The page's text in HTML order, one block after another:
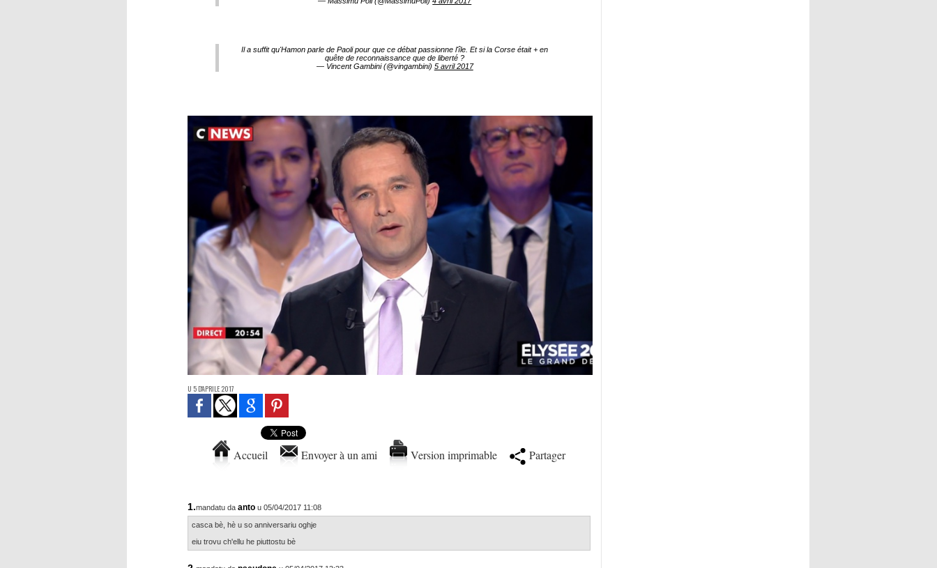
Il a suffit qu'Hamon parle de Paoli pour que ce débat passionne l'île. Et si la Corse était + en
quête de reconnaissance que de liberté ?
— Vincent Gambini (@vingambini) 5 avril 2017
U 5 D'APRILE 2017
Accueil Envoyer à un ami Version imprimable Partager
1.mandatu da anto u 05/04/2017 11:08
casca bè, hè u so anniversariu oghje
eiu trovu ch'ellu he piuttostu bè